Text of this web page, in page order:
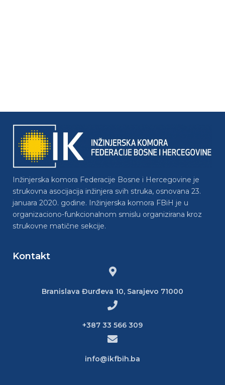
Inžinjerska komora Federacije Bosne i Hercegovine je
strukovna asocijacija inžinjera svih struka, osnovana 23.
januara 2020. godine. Inžinjerska komora FBiH je u
organizaciono-funkcionalnom smislu organizirana kroz
strukovne matične sekcije.
Kontakt
Branislava Đurđeva 10, Sarajevo 71000
+387 33 566 309
info@ikfbih.ba